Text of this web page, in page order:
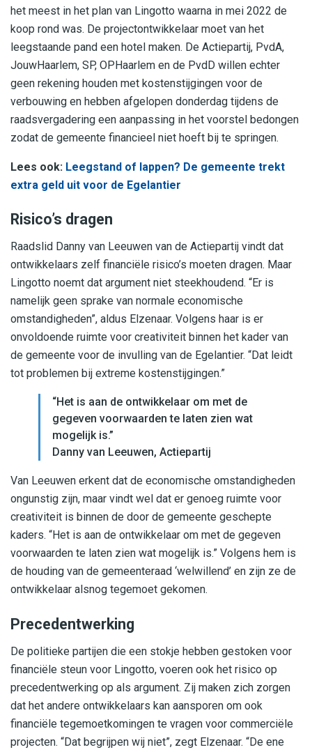
het meest in het plan van Lingotto waarna in mei 2022 de
koop rond was. De projectontwikkelaar moet van het
leegstaande pand een hotel maken. De Actiepartij, PvdA,
JouwHaarlem, SP, OPHaarlem en de PvdD willen echter
geen rekening houden met kostenstijgingen voor de
verbouwing en hebben afgelopen donderdag tijdens de
raadsvergadering een aanpassing in het voorstel bedongen
zodat de gemeente financieel niet hoeft bij te springen.
Lees ook: Leegstand of lappen? De gemeente trekt
extra geld uit voor de Egelantier
Risico’s dragen
Raadslid Danny van Leeuwen van de Actiepartij vindt dat
ontwikkelaars zelf financiële risico’s moeten dragen. Maar
Lingotto noemt dat argument niet steekhoudend. “Er is
namelijk geen sprake van normale economische
omstandigheden”, aldus Elzenaar. Volgens haar is er
onvoldoende ruimte voor creativiteit binnen het kader van
de gemeente voor de invulling van de Egelantier. “Dat leidt
tot problemen bij extreme kostenstijgingen.”
“Het is aan de ontwikkelaar om met de
gegeven voorwaarden te laten zien wat
mogelijk is.”
Danny van Leeuwen, Actiepartij
Van Leeuwen erkent dat de economische omstandigheden
ongunstig zijn, maar vindt wel dat er genoeg ruimte voor
creativiteit is binnen de door de gemeente geschepte
kaders. “Het is aan de ontwikkelaar om met de gegeven
voorwaarden te laten zien wat mogelijk is.” Volgens hem is
de houding van de gemeenteraad ‘welwillend’ en zijn ze de
ontwikkelaar alsnog tegemoet gekomen.
Precedentwerking
De politieke partijen die een stokje hebben gestoken voor
financiële steun voor Lingotto, voeren ook het risico op
precedentwerking op als argument. Zij maken zich zorgen
dat het andere ontwikkelaars kan aansporen om ook
financiële tegemoetkomingen te vragen voor commerciële
projecten. “Dat begrijpen wij niet”, zegt Elzenaar. “De ene